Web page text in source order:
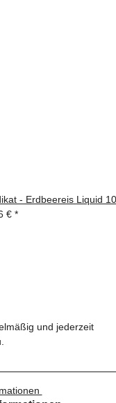
- Erdbeereis Liquid
€ *
und jederzeit